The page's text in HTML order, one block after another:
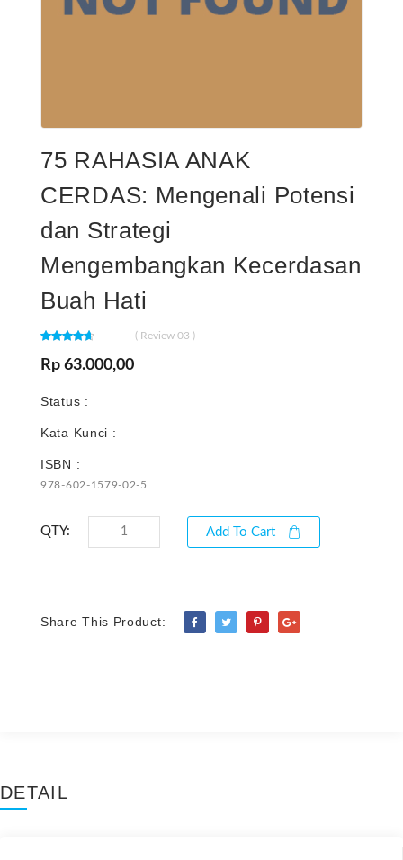
75 RAHASIA ANAK
CERDAS: Mengenali Potensi
dan Strategi
Mengembangkan Kecerdasan
Buah Hati
( Review 03 )
Rp 63.000,00
Status :
Kata Kunci :
ISBN :
978-602-1579-02-5
QTY: Add To Cart
Share This Product:
DETAIL